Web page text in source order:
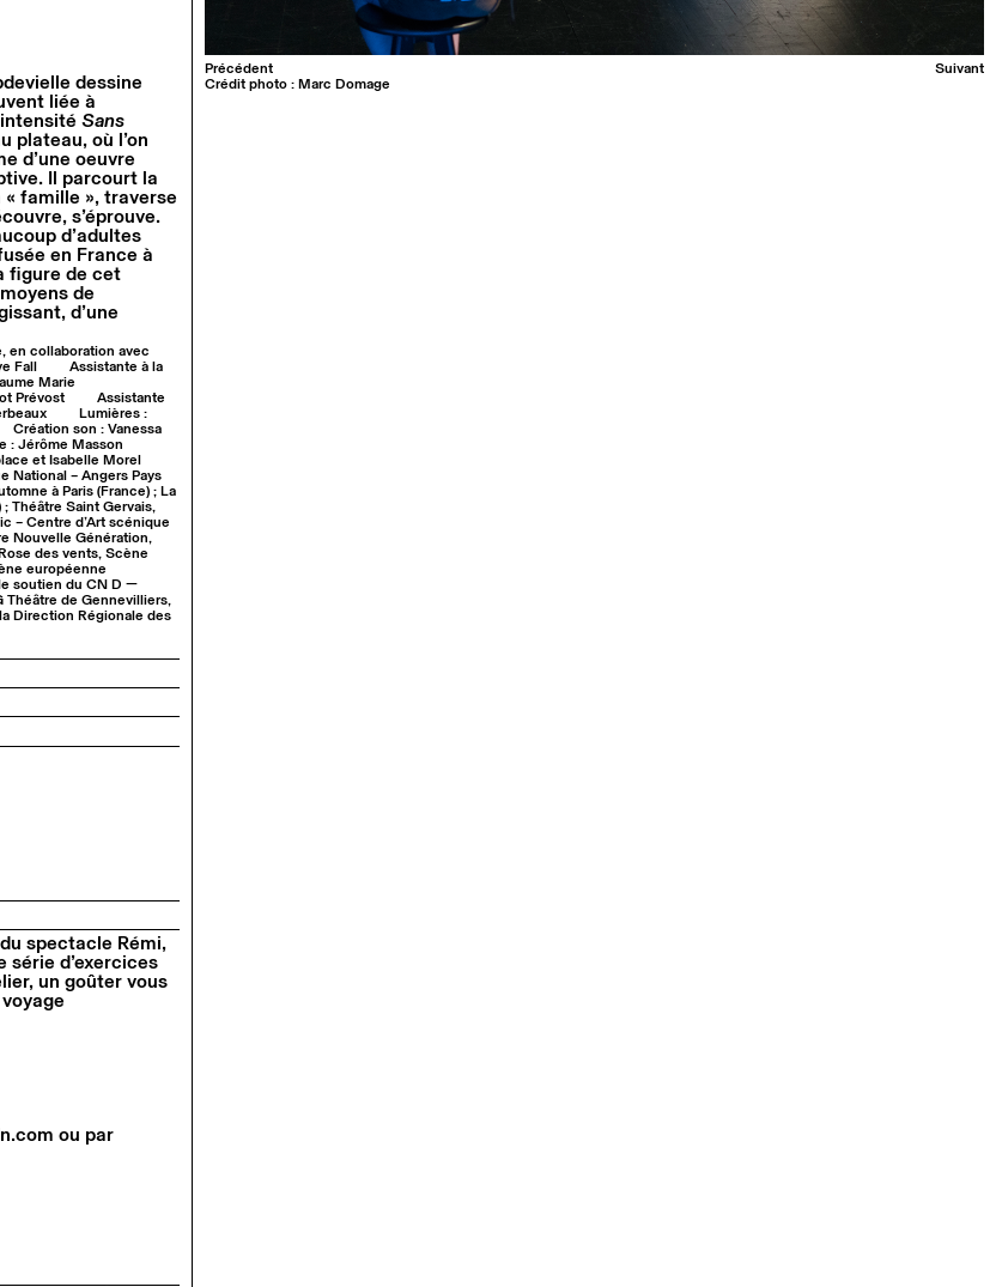
dessine
liée à
Sans
plateau, où l’on
d’une oeuvre
Il parcourt la
famille », traverse
s’éprouve.
d’adultes
en France à
figure de cet
de
d’une
en collaboration avec
Fall
Assistante à la
Marie
Prévost
Assistante
Lumières :
Création son : Vanessa
: Jérôme Masson
et Isabelle Morel
National – Angers Pays
à Paris (France) ; La
Théâtre Saint Gervais,
– Centre d’Art scénique
Nouvelle Génération,
des vents, Scène
européenne
soutien du CN D —
Théâtre de Gennevilliers,
Direction Régionale des
spectacle Rémi,
série d’exercices
un goûter vous
ou par
Précédent
Suivant
Crédit photo : Marc Domage